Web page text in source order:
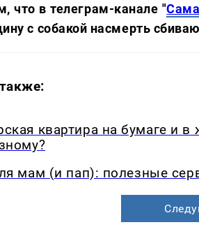
что в телеграм-канале "
с собакой насмерть
квартира на бумаге и
мам (и пап): полезные